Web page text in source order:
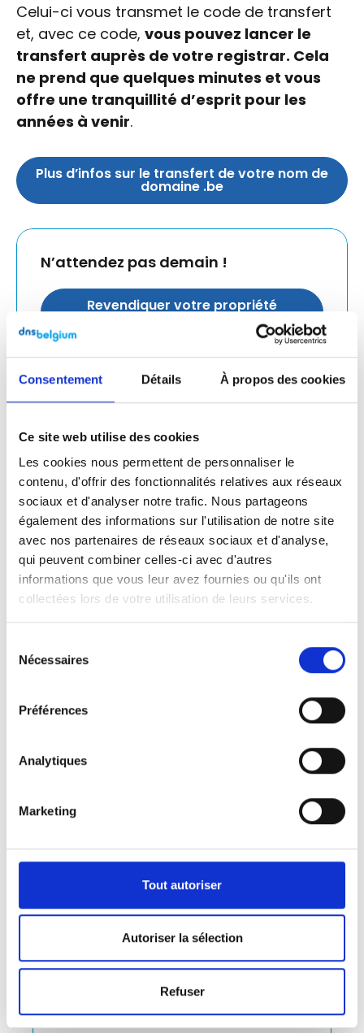
Consentement Détails À propos des cookies
Ce site web utilise des cookies
Les cookies nous permettent de personnaliser le
contenu, d'offrir des fonctionnalités relatives aux réseaux
sociaux et d'analyser notre trafic. Nous partageons
également des informations sur l'utilisation de notre site
avec nos partenaires de réseaux sociaux et d'analyse,
qui peuvent combiner celles-ci avec d'autres
informations que vous leur avez fournies ou qu'ils ont
collectées lors de votre utilisation de leurs services.
Nécessaires
Préférences
Analytiques
Marketing
Tout autoriser
Autoriser la sélection
Refuser
Celui-ci vous transmet le code de transfert
et, avec ce code, vous pouvez lancer le
transfert auprès de votre registrar. Cela
ne prend que quelques minutes et vous
offre une tranquillité d’esprit pour les
années à venir.
Plus d’infos sur le transfert de votre nom de
domaine .be
N’attendez pas demain !
Revendiquer votre propriété
numérique
Avec cet article, nous contribuons à réaliser ces objectifs
de développement durable de l’Organisation des Nations
Unies.
DNS Belgium modernise
l'algorithme de sécurisation des
domaines .be, .vlaanderen et